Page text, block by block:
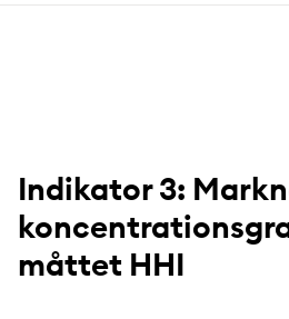
Indikator 3:
måttet HHI